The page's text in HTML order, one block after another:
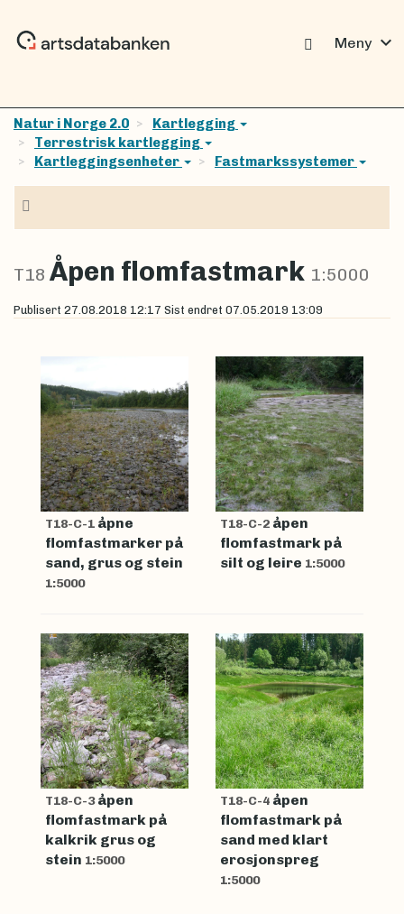
Meny expand_more
Natur i Norge 2.0
Kartlegging
Terrestrisk kartlegging
Kartleggingsenheter
Fastmarkssystemer
T18 Åpen flomfastmark 1:5000
Publisert 27.08.2018 12:17 Sist endret 07.05.2019 13:09
T18-C-1 åpne
flomfastmarker på
sand, grus og stein
1:5000
T18-C-2 åpen
flomfastmark på
silt og leire 1:5000
T18-C-3åpen
flomfastmark på
kalkrik grus og
stein 1:5000
T18-C-4 åpen
flomfastmark på
sand med klart
erosjonspreg
1:5000